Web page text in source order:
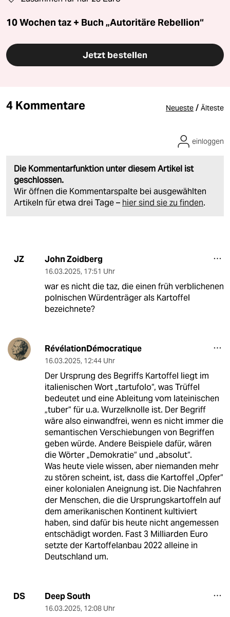
10 Wochen taz + Buch „Autoritäre Rebellion“
Jetzt bestellen
4 Kommentare Neueste / Älteste
Die Kommentarfunktion unter diesem Artikel ist
geschlossen.
Wir öffnen die Kommentarspalte bei ausgewählten
Artikeln für etwa drei Tage – hier sind sie zu finden.
einloggen
JZ John Zoidberg
16.03.2025, 17:51 Uhr
war es nicht die taz, die einen früh verblichenen
polnischen Würdenträger als Kartoffel
bezeichnete?
RévélationDémocratique
16.03.2025, 12:44 Uhr
Der Ursprung des Begriffs Kartoffel liegt im
italienischen Wort „tartufolo“, was Trüffel
bedeutet und eine Ableitung vom lateinischen
„tuber“ für u.a. Wurzelknolle ist. Der Begriff
wäre also einwandfrei, wenn es nicht immer die
semantischen Verschiebungen von Begriffen
geben würde. Andere Beispiele dafür, wären
die Wörter „Demokratie“ und „absolut“.
Was heute viele wissen, aber niemanden mehr
zu stören scheint, ist, dass die Kartoffel „Opfer“
einer kolonialen Aneignung ist. Die Nachfahren
der Menschen, die die Ursprungskartoffeln auf
dem amerikanischen Kontinent kultiviert
haben, sind dafür bis heute nicht angemessen
entschädigt worden. Fast 3 Milliarden Euro
setzte der Kartoffelanbau 2022 alleine in
Deutschland um.
DS Deep South
16.03.2025, 12:08 Uhr